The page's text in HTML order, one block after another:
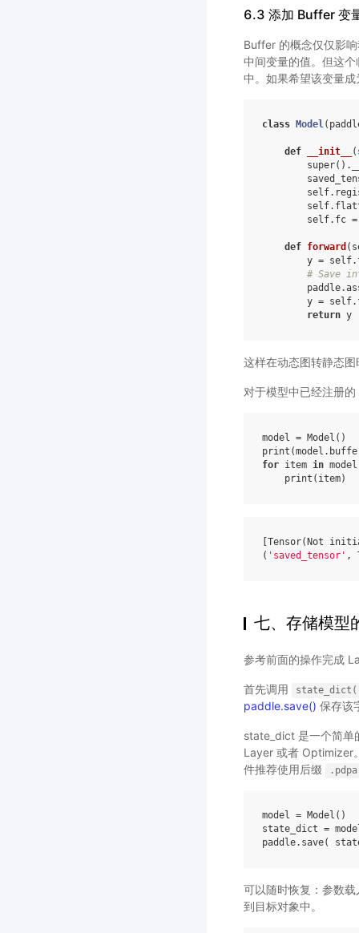
6.3 添加 Buffer 变
Buffer 的概念仅仅影
中间变量的值。但这
中。如果希望该变量
class Model(
def __init__ (
super() .
self.
self.
self. fc =
def forward (
y = self.
# Save
paddle.
y = self.
return y
这样在动态图转静态
对于模型中已经注册
model = Model ()
print (model .
for item in model
print ( item)
Tensor( Not
( 'saved_tensor' ,
七、存储模型
参考前面的操作完成
首先调用
paddle.save() 保存该
state_dict 是一个简单
Layer 或者 Optimizer
件推荐使用后缀
model = Model()
state_dict =
paddle.save(
可以随时恢复：参数
到目标对象中。